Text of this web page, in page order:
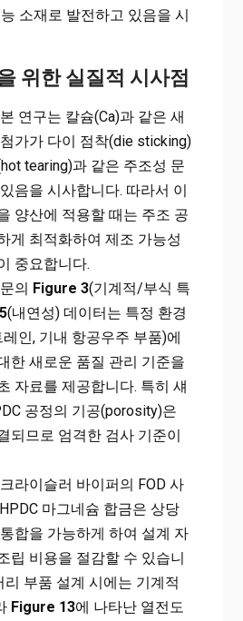
소재로 발전하고 있음을 시
위한 실질적 시사점
연구는 칼슘(Ca)과 같은 새
가가 다이 점착(die sticking)
tearing)과 같은 주조성 문
음을 시사합니다. 따라서 이
양산에 적용할 때는 주조 공
게 최적화하여 제조 가능성
중요합니다.
의 Figure 3(기계적/부식 특
(내연성) 데이터는 특정 환경
인, 기내 항공우주 부품)에
한 새로운 품질 관리 기준을
자료를 제공합니다. 특히 섀
공정의 기공(porosity)은
되므로 엄격한 검사 기준이
라이슬러 바이퍼의 FOD 사
마그네슘 합금은 상당
합을 가능하게 하여 설계 자
립 비용을 절감할 수 있습니
리 부품 설계 시에는 기계적
Figure 13에 나타난 열전도